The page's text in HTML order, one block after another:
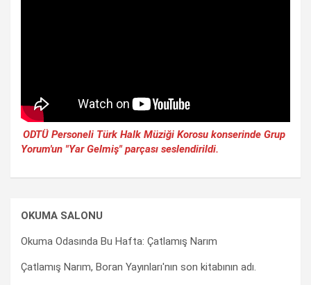
ODTÜ Personeli Türk Halk Müziği Korosu konserinde Grup
Yorum'un "Yar Gelmiş" parçası seslendirildi.
OKUMA SALONU
Okuma Odasında Bu Hafta: Çatlamış Narım
Çatlamış Narım, Boran Yayınları'nın son kitabının adı.